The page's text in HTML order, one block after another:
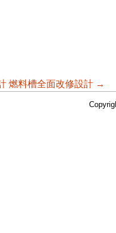
燃料槽全面改修設計 →